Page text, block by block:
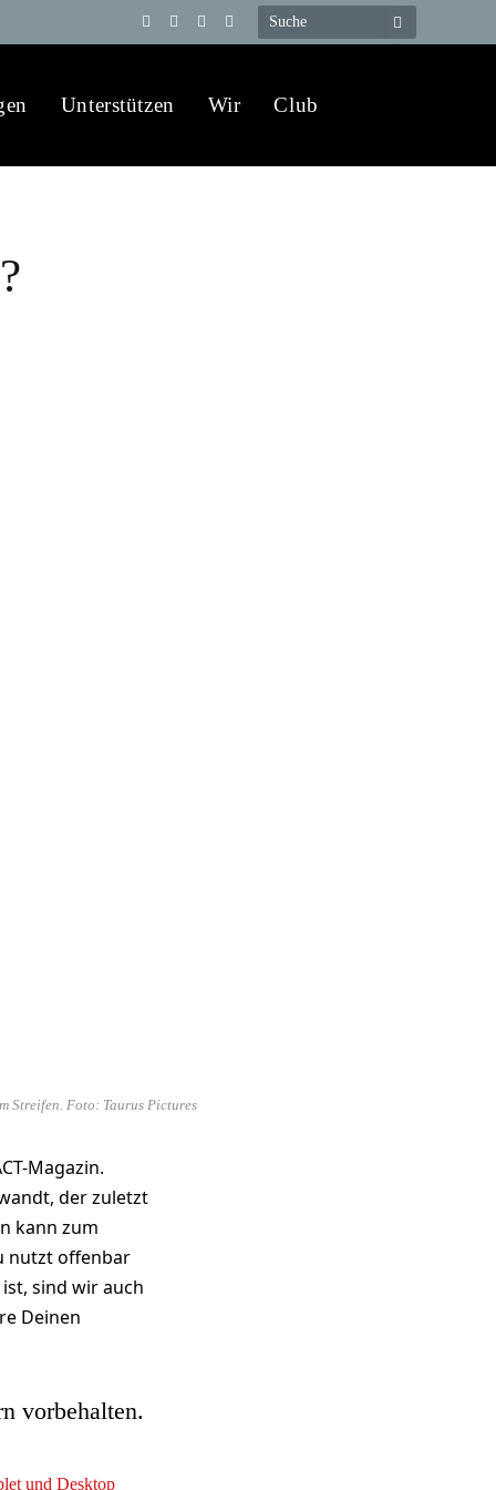
Telegram
YouTube
X
WhatsApp
Unterstützen Wir Club
Streifen. Foto: Taurus Pictures
Magazin.
der zuletzt
kann zum
nutzt offenbar
sind wir auch
Deinen
vorbehalten.
und Desktop